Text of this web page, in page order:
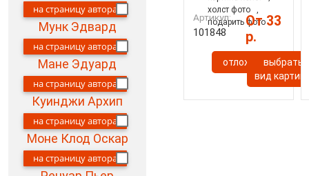
на страницу автора
Мунк Эдвард
на страницу автора
Мане Эдуард
на страницу автора
Куинджи Архип
на страницу автора
Моне Клод Оскар
на страницу автора
холст фото
,
подарить фото
Артикул:
101848
От 33
р.
отложитьвыбрать
вид картины